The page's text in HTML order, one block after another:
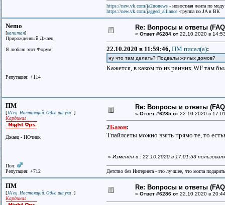
https://new.vk.com/ja2nonews - новостная лента по
https://new.vk.com/jagged_alliance -группа по JA в ВК
Nemo
[капитан]
Прирожденный Джаец
Я люблю этот Форум!
Репутация: +114
Re: Вопросы и ответы
« Ответ #6284 от 22.10.2020 в
22.10.2020 в 11:59:46, ПМ писал(a):
ну что там делать? Подвалы жилых домов?
Кажется, в каком то из ранних WF там
ПМ
[JA'ец. Настоящий. Одна штука :]
Кардинал
Джаец - НОчник
Пол:
Репутация: +712
Re: Вопросы и ответы
« Ответ #6285 от 22.10.2020 в
2Баюн:
Тпайлсеты можно взять прямо те, то
« Изменён в : 22.10.2020 в 17:01:53
Детство без Интернета - это лучшее, что могла
ПМ
[JA'ец. Настоящий. Одна штука :]
Кардинал
Re: Вопросы и ответы
« Ответ #6286 от 22.10.2020 в